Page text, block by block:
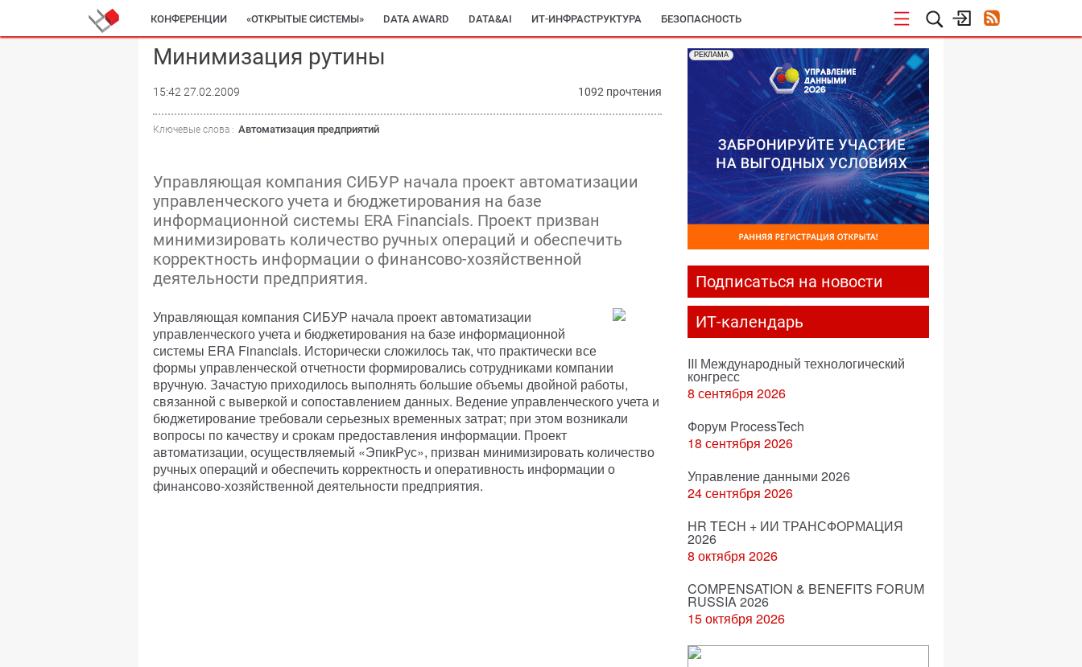
КОНФЕРЕНЦИИ «ОТКРЫТЫЕ СИСТЕМЫ» DATA AWARD DATA&AI ИТ-ИНФРАСТРУКТУРА БЕЗОПАСНОСТЬ
Минимизация рутины
15:42 27.02.2009 1092 прочтения
Ключевые слова : Автоматизация предприятий
Управляющая компания СИБУР начала проект автоматизации
управленческого учета и бюджетирования на базе
информационной системы ERA Financials. Проект призван
минимизировать количество ручных операций и обеспечить
корректность информации о финансово-хозяйственной
деятельности предприятия.
Управляющая компания СИБУР начала проект автоматизации
управленческого учета и бюджетирования на базе информационной
системы ERA Financials. Исторически сложилось так, что практически все
формы управленческой отчетности формировались сотрудниками компании
вручную. Зачастую приходилось выполнять большие объемы двойной работы,
связанной с выверкой и сопоставлением данных. Ведение управленческого учета и
бюджетирование требовали серьезных временных затрат; при этом возникали
вопросы по качеству и срокам предоставления информации. Проект
автоматизации, осуществляемый «ЭпикРус», призван минимизировать количество
ручных операций и обеспечить корректность и оперативность информации о
финансово-хозяйственной деятельности предприятия.
РЕКЛАМА
Подписаться на новости
ИТ-календарь
III Международный технологический
конгресс
8 сентября 2026
Форум ProcessTech
18 сентября 2026
Управление данными 2026
24 сентября 2026
HR TECH + ИИ ТРАНСФОРМАЦИЯ
2026
8 октября 2026
COMPENSATION & BENEFITS FORUM
RUSSIA 2026
15 октября 2026